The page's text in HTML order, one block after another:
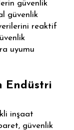
güvenlik
güvenlik
reaktif
uyumu
Endüstri
inşaat
güvenlik